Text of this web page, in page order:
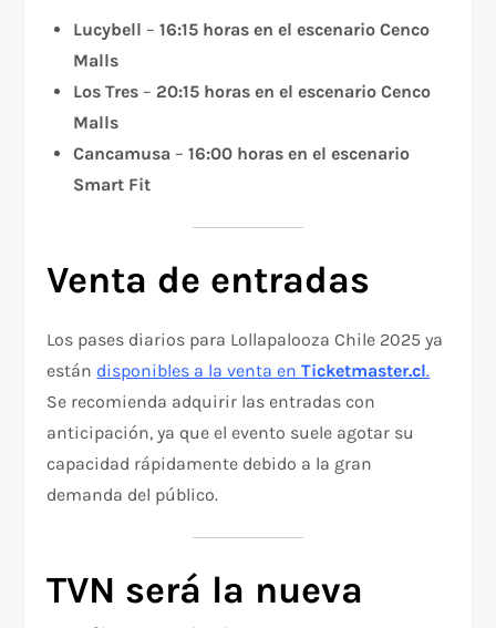
Lucybell –16:15 horas en el escenario Cenco
Malls
Los Tres – 20:15 horas en el escenario Cenco
Malls
Cancamusa –16:00 horas en el escenario
Smart Fit
Venta de entradas
Los pases diarios para Lollapalooza Chile 2025 ya
están disponibles a la venta enTicketmaster.cl.
Se recomienda adquirir las entradas con
anticipación, ya que el evento suele agotar su
capacidad rápidamente debido a la gran
demanda del público.
TVN será la nueva